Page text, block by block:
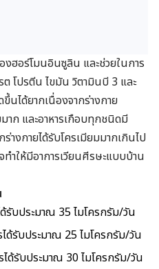
งฮอร์โมนอินซูลิน และช่วยในการ
ต โปรตีน ไขมัน วิตามินบี 3 และ
นได้ยากเนื่องจากร่างกาย
ก และอาหารเกือบทุกชนิดมี
างกายได้รับโครเมียมมากเกินไป
ทำให้มีอาการเวียนศีรษะแบบบ้าน
รับประมาณ 35 ไมโครกรัม/วัน
รับประมาณ 25 ไมโครกรัม/วัน
ด้รับประมาณ 30 ไมโครกรัม/วัน